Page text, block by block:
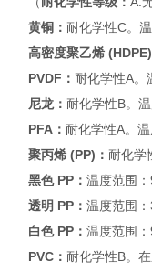
黄铜： 耐化学性C。
高密度聚乙烯
PVDF ： 耐化学性A。
尼龙： 耐化学性B。
PFA ： 耐化学性A。
聚丙烯 (PP)： 耐化学
黑色 PP： 温度范围
透明 PP： 温度范围
白色 PP： 温度范围
PVC ： 耐化学性B。